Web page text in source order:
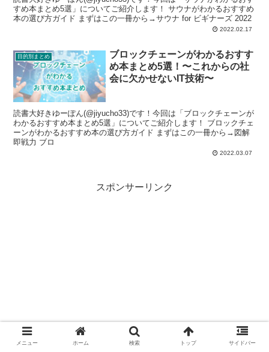
すめ本まとめ5選」についてご紹介します！ サウナがわかるおすすめ
本の選び方ガイド まずはこの一冊から→サウナ for ビギナーズ 2022
2022.02.17
目的別まとめ
ブロックチェーンがわかるおすす
め本まとめ5選！〜これからの社
会に欠かせないIT技術〜
読書大好きゆーぽん(@jiyucho33)です！今回は「ブロックチェーンが
わかるおすすめ本まとめ5選」についてご紹介します！ ブロックチェ
ーンがわかるおすすめ本の選び方ガイド まずはこの一冊から→図解
即戦力 ブロ
2022.03.07
スポンサーリンク
メニュー ホーム 検索 トップ サイドバー